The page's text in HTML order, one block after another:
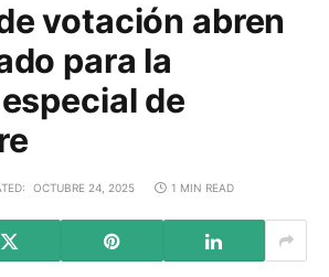
votación abren
para la
de
OCTUBRE 24, 2025 1 MIN READ